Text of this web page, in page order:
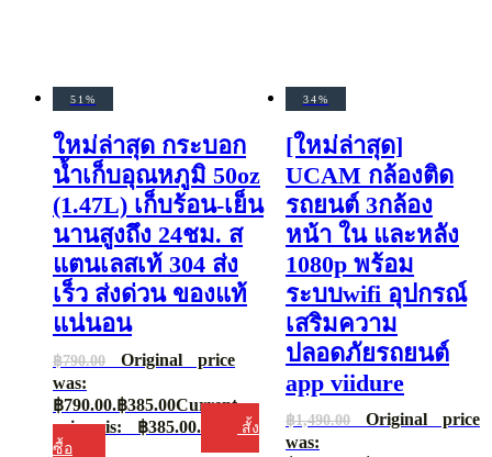
51%
ใหม่ล่าสุด กระบอก
น้ำเก็บอุณหภูมิ 50oz
(1.47L) เก็บร้อน-เย็น
นานสูงถึง 24ชม. ส
แตนเลสเท้ 304 ส่ง
เร็ว ส่งด่วน ของแท้
แน่นอน
฿790.00
Original price
was:
฿790.00.฿385.00Current
price is: ฿385.00.
สั้ง
ซื้อ
34%
[ใหม่ล่าสุด]
UCAM กล้องติด
รถยนต์ 3กล้อง
หน้า ใน และหลัง
1080p พร้อม
ระบบwifi อุปกรณ์
เสริมความ
ปลอดภัยรถยนต์
app viidure
฿1,490.00
Original price
was: